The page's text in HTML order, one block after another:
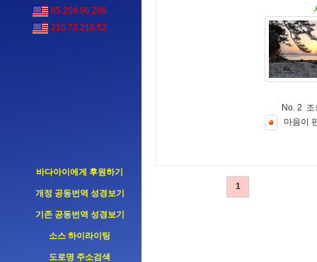
85.208.96.208
216.73.216.52
바다아이에게 후원하기
개정 공동번역 성경보기
기존 공동번역 성경보기
소스 하이라이팅
도로명 주소검색
No. 2 조
마음이
1